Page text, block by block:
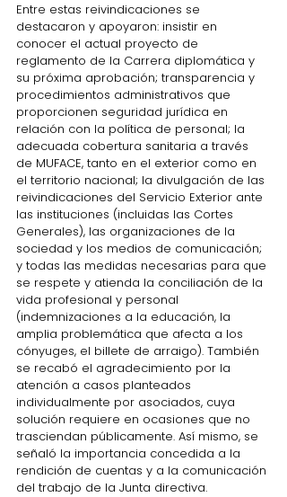
Entre estas reivindicaciones se
destacaron y apoyaron: insistir en
conocer el actual proyecto de
reglamento de la Carrera diplomática y
su próxima aprobación; transparencia y
procedimientos administrativos que
proporcionen seguridad jurídica en
relación con la política de personal; la
adecuada cobertura sanitaria a través
de MUFACE, tanto en el exterior como en
el territorio nacional; la divulgación de las
reivindicaciones del Servicio Exterior ante
las instituciones (incluidas las Cortes
Generales), las organizaciones de la
sociedad y los medios de comunicación;
y todas las medidas necesarias para que
se respete y atienda la conciliación de la
vida profesional y personal
(indemnizaciones a la educación, la
amplia problemática que afecta a los
cónyuges, el billete de arraigo). También
se recabó el agradecimiento por la
atención a casos planteados
individualmente por asociados, cuya
solución requiere en ocasiones que no
trasciendan públicamente. Así mismo, se
señaló la importancia concedida a la
rendición de cuentas y a la comunicación
del trabajo de la Junta directiva.